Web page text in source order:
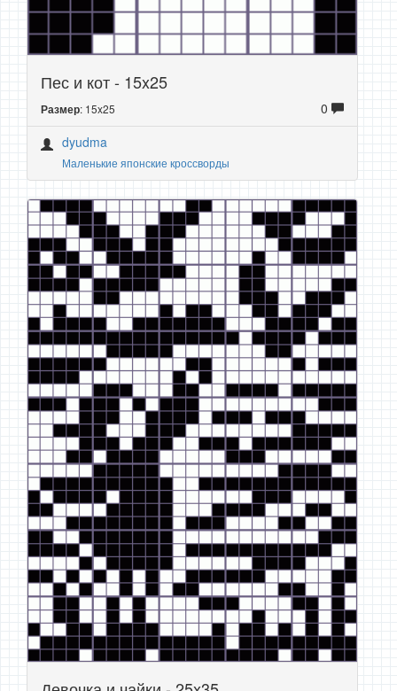
Пес и кот - 15x25
Размер: 15x25
0
dyudma
Маленькие японские кроссворды